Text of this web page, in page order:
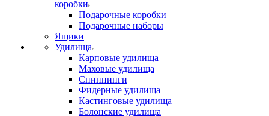
коробки
Подарочные коробки
Подарочные наборы
Ящики
Удилища
Карповые удилища
Маховые удилища
Спиннинги
Фидерные удилища
Кастинговые удилища
Болонские удилища